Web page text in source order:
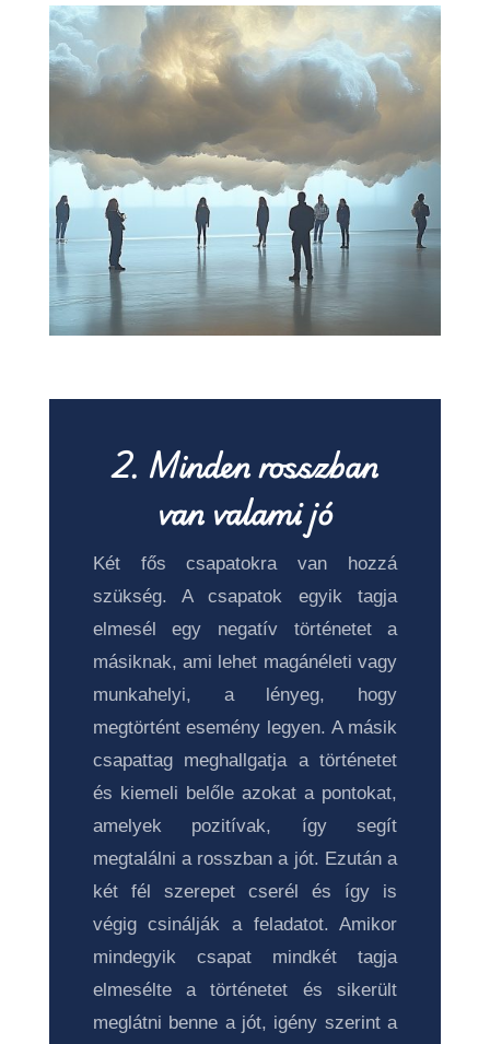
2. Minden rosszban
van valami jó
Két fős csapatokra van hozzá
szükség. A csapatok egyik tagja
elmesél egy negatív történetet a
másiknak, ami lehet magánéleti vagy
munkahelyi, a lényeg, hogy
megtörtént esemény legyen. A másik
csapattag meghallgatja a történetet
és kiemeli belőle azokat a pontokat,
amelyek pozitívak, így segít
megtalálni a rosszban a jót. Ezután a
két fél szerepet cserél és így is
végig csinálják a feladatot. Amikor
mindegyik csapat mindkét tagja
elmesélte a történetet és sikerült
meglátni benne a jót, igény szerint a